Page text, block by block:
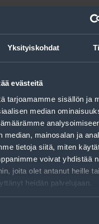
Yksityiskohdat
evästeitä
tarjoamamme sisällön ja
median
median, mainosalan ja
tietoja siitä, miten
voivat yhdistää
joita olet antanut heille
heidän palvelujaan.
rengaskokoa.
Rahoitus